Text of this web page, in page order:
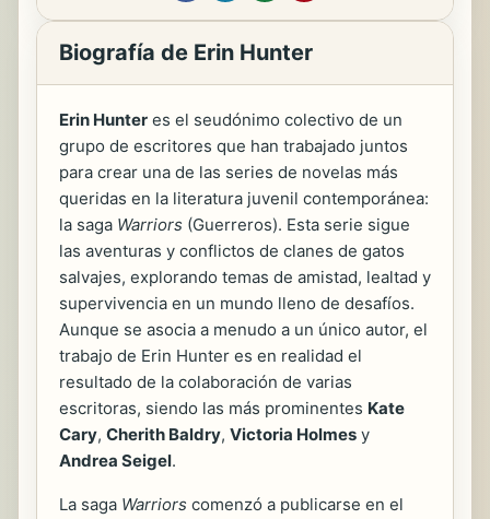
Biografía de Erin Hunter
Erin Hunter es el seudónimo colectivo de un
grupo de escritores que han trabajado juntos
para crear una de las series de novelas más
queridas en la literatura juvenil contemporánea:
la saga Warriors (Guerreros). Esta serie sigue
las aventuras y conflictos de clanes de gatos
salvajes, explorando temas de amistad, lealtad y
supervivencia en un mundo lleno de desafíos.
Aunque se asocia a menudo a un único autor, el
trabajo de Erin Hunter es en realidad el
resultado de la colaboración de varias
escritoras, siendo las más prominentes Kate
Cary, Cherith Baldry, Victoria Holmes y
Andrea Seigel.
La saga Warriors comenzó a publicarse en el